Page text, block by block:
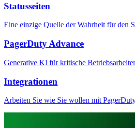
Statusseiten
Eine einzige Quelle der Wahrheit für den
PagerDuty Advance
Generative KI für kritische
Integrationen
Arbeiten Sie wie Sie wollen mit